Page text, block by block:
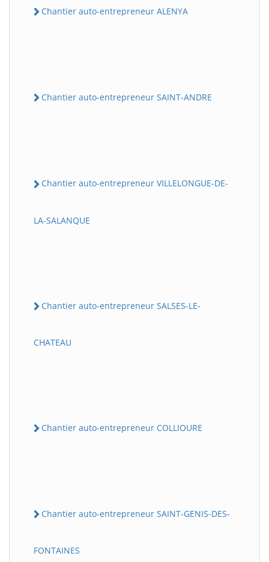
Chantier auto-entrepreneur ALENYA
Chantier auto-entrepreneur SAINT-ANDRE
Chantier auto-entrepreneur VILLELONGUE-DE-
LA-SALANQUE
Chantier auto-entrepreneur SALSES-LE-
CHATEAU
Chantier auto-entrepreneur COLLIOURE
Chantier auto-entrepreneur SAINT-GENIS-DES-
FONTAINES